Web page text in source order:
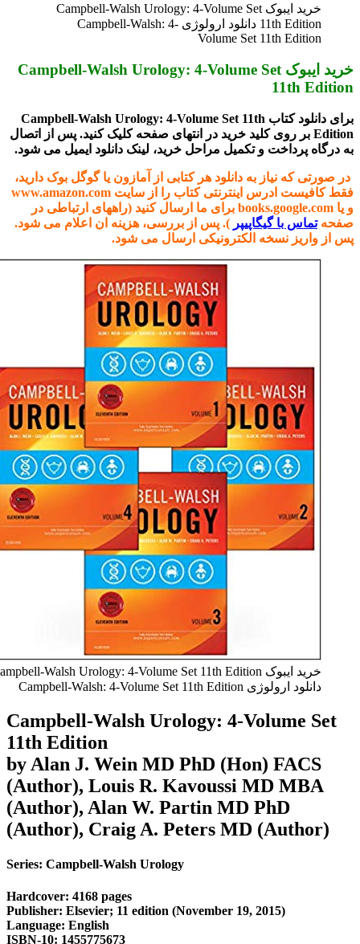
خرید ایبوک Campbell-Walsh Urology: 4-Volume Set
11th Edition دانلود ارولوژی Campbell-Walsh: 4-
Volume Set 11th Edition
خرید ایبوک Campbell-Walsh Urology: 4-Volume Set
11th
برای دانلود کتاب Campbell-Walsh Urology: 4-Volume Set 11th
Edition بر روی کلید خرید در انتهای صفحه کلیک کنید. پس از اتصال
درگاه پرداخت و تکمیل مراحل خرید، لینک دانلود ایمیل می شود.
صورتی که نیاز به دانلود هر کتابی از آمازون یا گوگل بوک دارید،
فقط کافیست ادرس اینترنتی کتاب را از سایت www.amazon.com
و یا books.google.com برای ما ارسال کنید (راههای ارتباطی در
تماس با گیگاپیپر). پس از بررسی، هزینه ان اعلام می شود.
از واریز نسخه الکترونیکی ارسال می شود.
خرید ایبوک Campbell-Walsh Urology: 4-Volume Set 11th Edition
دانلود ارولوژی Campbell-Walsh: 4-Volume Set 11th Edition
Campbell-Walsh Urology: 4-Volume Set
11th Edition
by Alan J. Wein MD PhD (Hon) FACS
(Author), Louis R. Kavoussi MD MBA
(Author), Alan W. Partin MD PhD
(Author), Craig A. Peters MD (Author)
Series: Campbell-Walsh Urology
Hardcover: 4168 pages
Publisher: Elsevier; 11 edition (November 19, 2015)
Language: English
ISBN-10: 1455775673